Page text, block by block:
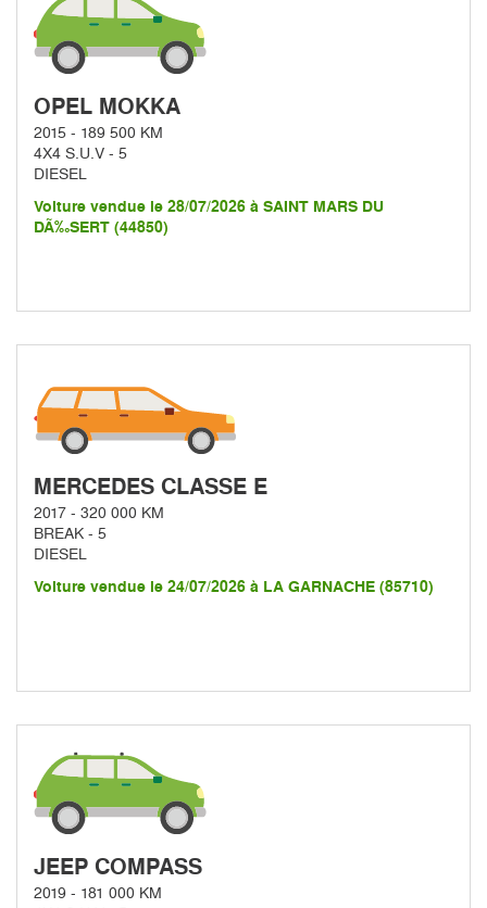
OPEL MOKKA
2015 - 189 500 KM
4X4 S.U.V - 5
DIESEL
Voiture vendue le 28/07/2026 à SAINT MARS DU
DÃ‰SERT (44850)
MERCEDES CLASSE E
2017 - 320 000 KM
BREAK - 5
DIESEL
Voiture vendue le 24/07/2026 à LA GARNACHE (85710)
JEEP COMPASS
2019 - 181 000 KM